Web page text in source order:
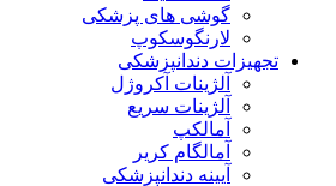
گوشی های پزشکی
لارنگوسکوپ
تجهیزات دندانپزشکی
آلژینات آکروژل
آلژینات سریع
آمالکپ
آمالگام کریر
آیینه دندانپزشکی